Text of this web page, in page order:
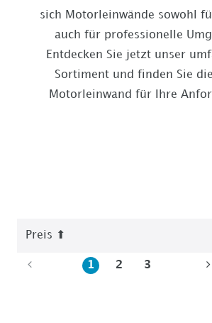
sich Motorleinwände sowohl
auch für professionelle
Entdecken Sie jetzt unser
Sortiment und finden Sie
Motorleinwand für Ihre
1 2 3